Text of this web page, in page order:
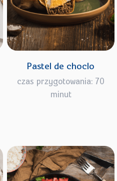
Pastel de choclo
czas przygotowania: 70
minut